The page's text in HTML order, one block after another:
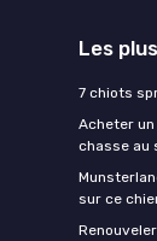
Les
7 chiots
Acheter
chasse au
sur ce